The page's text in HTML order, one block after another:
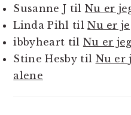
Susanne J til Nu er
Linda Pihl tilNu er
ibbyheart til Nu er
Stine Hesbytil Nu er
alene